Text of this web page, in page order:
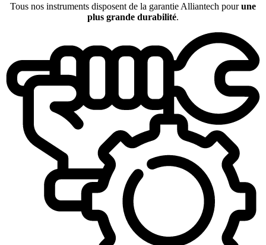
Tous nos instruments disposent de la garantie Alliantech pourune
plus grande durabilité.